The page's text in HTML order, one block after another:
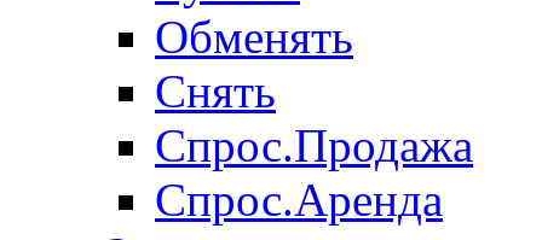
Обменять
Снять
Спрос.Продажа
Спрос.Аренда